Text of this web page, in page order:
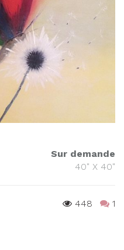
Sur demande
40" X 40"
448 1